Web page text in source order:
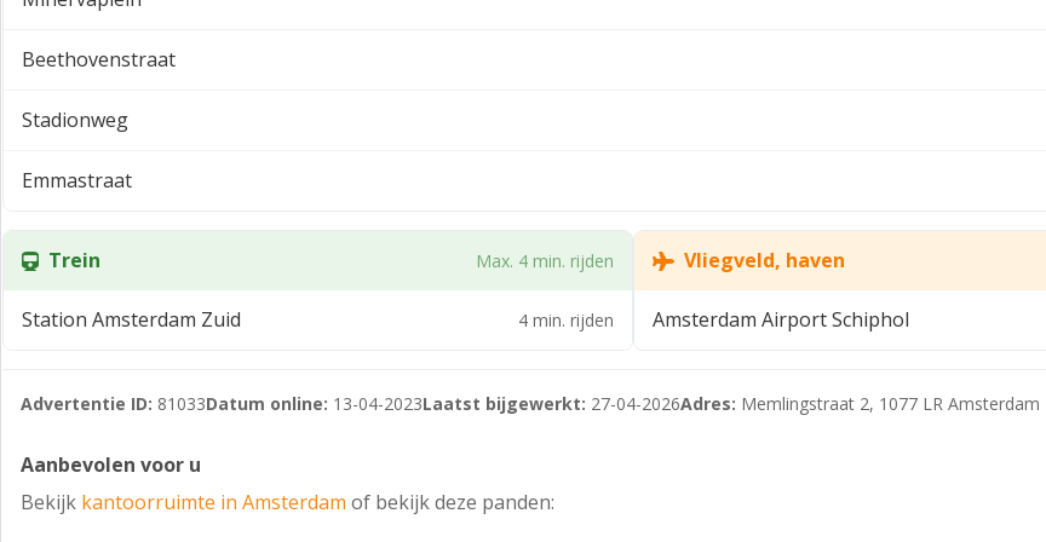
Service kosten
Huurder heeft eigen aansluitingen met de nutsbedrijven.
10 parkeerplaatsen op het bijbehorende terrein. Tevens is er een garage met plek voor twee auto’s en een laadpaal.
Huuringangsdatum
Eind 2023.
Beethovenstraat
Stadionweg
Emmastraat
Trein Max. 4 min. rijden
Station Amsterdam Zuid 4 min. rijden
Vliegveld, haven
Amsterdam Airport Schiphol
Advertentie ID: 81033Datum online: 13-04-2023Laatst bijgewerkt: 27-04-2026Adres: Memlingstraat 2, 1077 LR Amsterdam
Aanbevolen voor u
Bekijk kantoorruimte in Amsterdam of bekijk deze panden: